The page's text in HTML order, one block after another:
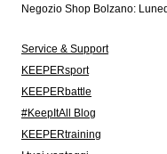
Negozio Shop Bolzano:
Service & Support
KEEPERsport
KEEPERbattle
#KeepItAll Blog
KEEPERtraining